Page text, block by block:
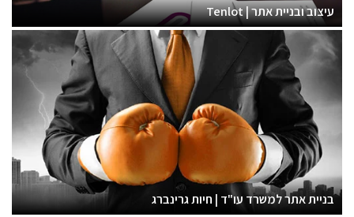
עיצוב ובניית אתר | Tenlot
בניית אתר למשרד עו"ד | חיות גרינברג